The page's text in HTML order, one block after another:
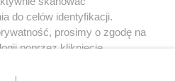
O nas
do celów identyfikacji.
prosimy o zgodę na
poprzez kliknięcie
ustawień prywatności